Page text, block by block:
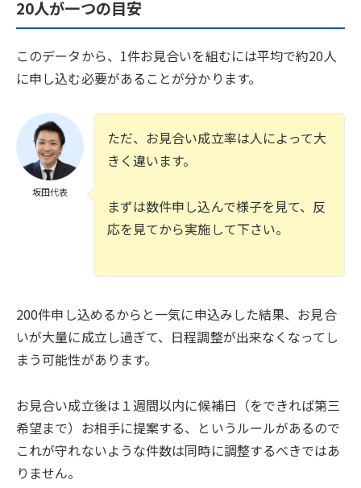
20人が一つの目安
このデータから、1件お見合いを組むには平均で約20人
に申し込む必要があることが分かります。
坂田代表
ただ、お見合い成立率は人によって大
きく違います。
まずは数件申し込んで様子を見て、反
応を見てから実施して下さい。
200件申し込めるからと一気に申込みした結果、お見合
いが大量に成立し過ぎて、日程調整が出来なくなってし
まう可能性があります。
お見合い成立後は１週間以内に候補日（をできれば第三
希望まで）お相手に提案する、というルールがあるので
これが守れないような件数は同時に調整するべきではあ
りません。